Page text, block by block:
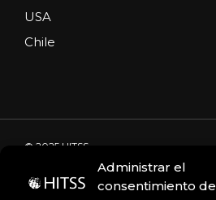
Administrar el
consentimiento de
USA
Chile
© 2025 HITSS